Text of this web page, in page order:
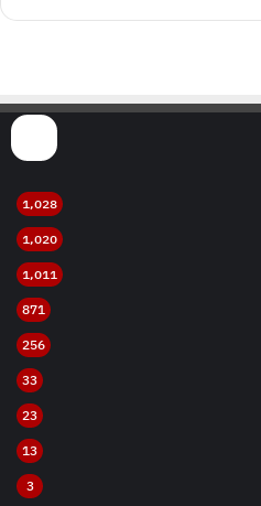
1٬028
1٬020
1٬011
871
256
33
23
13
3